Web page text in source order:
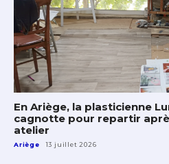
En Ariège, la plasticienne
cagnotte pour repartir
atelier
Ariège 13 juillet 2026